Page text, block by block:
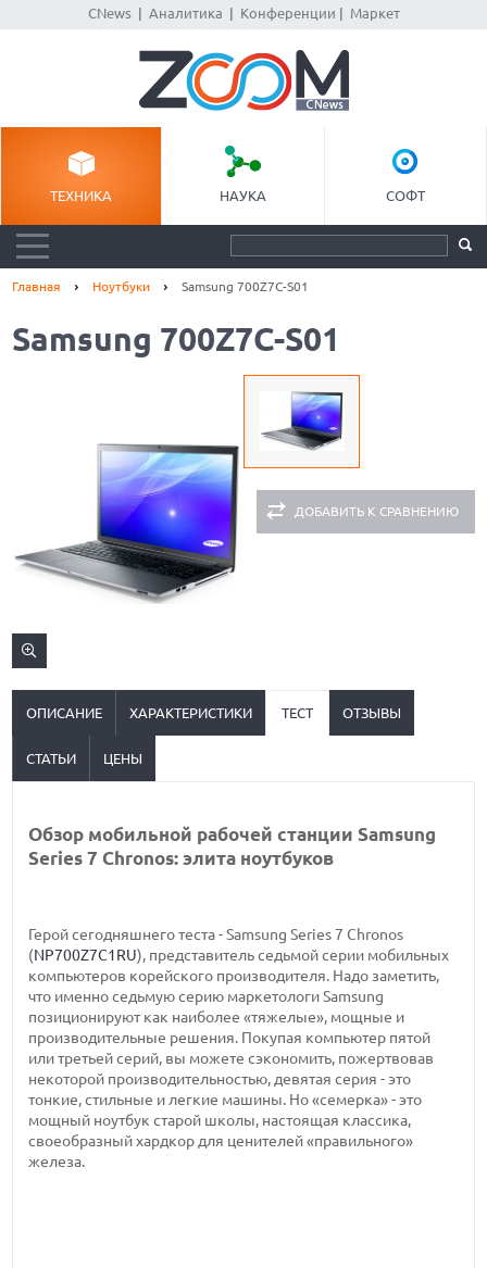
CNews| Аналитика Конференции Маркет
ТЕХНИКА НАУКА СОФТ
Главная Ноутбуки Samsung 700Z7C-S01
Samsung 700Z7C-S01
ДОБАВИТЬ К СРАВНЕНИЮ
ОПИСАНИЕ ХАРАКТЕРИСТИКИ ТЕСТ ОТЗЫВЫ
СТАТЬИ ЦЕНЫ
Обзор мобильной рабочей станции Samsung
Series 7 Chronos: элита ноутбуков
Герой сегодняшнего теста - Samsung Series 7 Chronos
(NP700Z7C1RU), представитель седьмой серии мобильных
компьютеров корейского производителя. Надо заметить,
что именно седьмую серию маркетологи Samsung
позиционируют как наиболее «тяжелые», мощные и
производительные решения. Покупая компьютер пятой
или третьей серий, вы можете сэкономить, пожертвовав
некоторой производительностью, девятая серия - это
тонкие, стильные и легкие машины. Но «семерка» - это
мощный ноутбук старой школы, настоящая классика,
своеобразный хардкор для ценителей «правильного»
железа.